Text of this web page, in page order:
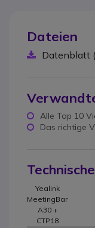
Dateien
Datenblatt
Alle Top 10
Das richtige
Yealink
MeetingBar
A30 +
CTP18